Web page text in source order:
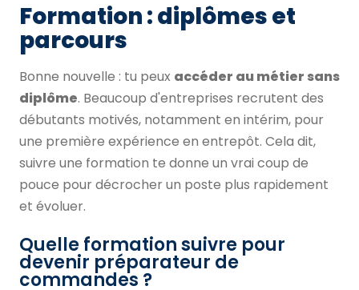
Formation : diplômes et
parcours
Bonne nouvelle : tu peux accéder au métier sans
diplôme. Beaucoup d'entreprises recrutent des
débutants motivés, notamment en intérim, pour
une première expérience en entrepôt. Cela dit,
suivre une formation te donne un vrai coup de
pouce pour décrocher un poste plus rapidement
et évoluer.
Quelle formation suivre pour
devenir préparateur de
commandes ?